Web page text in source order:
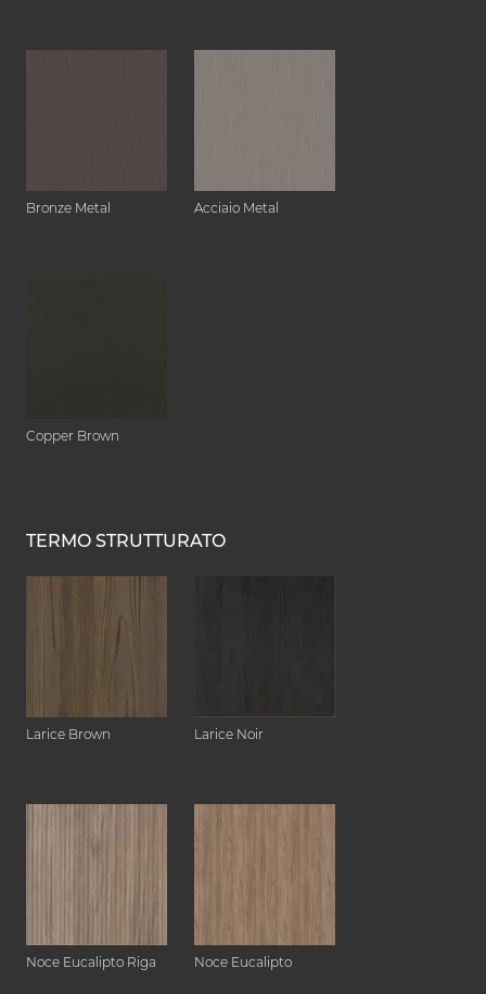
Bronze Metal Acciaio Metal
Copper Brown
TERMO STRUTTURATO
Larice Brown Larice Noir
Noce Eucalipto Riga Noce Eucalipto